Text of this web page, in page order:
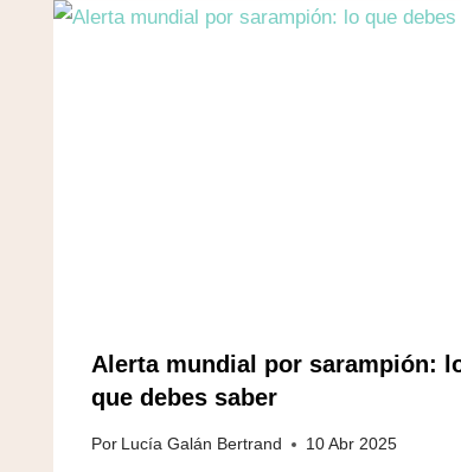
Alerta mundial por sarampión:
que debes saber
Por Lucía Galán Bertrand 10 Abr 2025